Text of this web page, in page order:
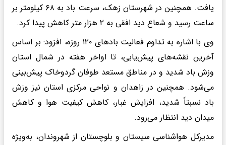
یافت. همچنین در شهرستان زهک، سرعت باد به ۶۸ کیلومتر بر
ساعت رسید و شعاع دید افقی به ۲ هزار متر کاهش پیدا کرد.
وی با اشاره به تداوم فعالیت بادهای ۱۲۰ روزه، افزود: بر اساس
آخرین نقشه‌های پیش‌یابی، تا اواخر هفته در شمال استان
وزش باد شدید و در مناطق مستعد طوفان گردوخاک پیش‌بینی
می‌شود. همچنین در زاهدان و نواحی مرکزی استان نیز وزش
باد نسبتاً شدید، افزایش غبار، کاهش کیفیت هوا و کاهش
میدان دید انتظار می‌رود.
مدیرکل هواشناسی سیستان و بلوچستان از شهروندان، به‌ویژه